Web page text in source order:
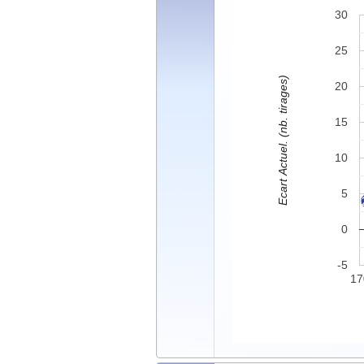
-5
0
5
10
15
20
25
30
Ecart Actuel. (nb. tirages)